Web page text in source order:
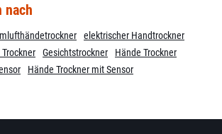
nach
elektrischer Handtrockner
Gesichtstrockner
Hände Trockner
Hände Trockner mit Sensor